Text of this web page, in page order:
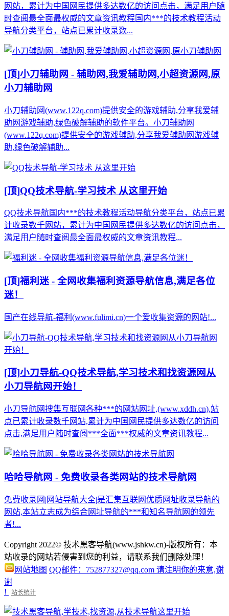
网站，累计为中国网民提供多达数亿的访问点击，满足用户随
时查阅最全面最权威的文章资讯教程国内***的技术教程活动
导航分类平台，站点已累计收录数...
[顶]小刀辅助网 - 辅助网,我爱辅助网,小超资源网,原
小刀辅助网
小刀辅助网(www.122q.com)提供安全的游戏辅助,分享我爱辅
助网游戏辅助,绿色破解辅助的软件平台。小刀辅助网
(www.122q.com)提供安全的游戏辅助,分享我爱辅助网游戏辅
助,绿色破解辅助...
[顶]QQ技术导航-学习技术 从这里开始
QQ技术导航国内***的技术教程活动导航分类平台，站点已累
计收录数千网站，累计为中国网民提供多达数亿的访问点击，
满足用户随时查阅最全面最权威的文章资讯教程...
[顶]福利迷 - 全网收集福利资源导航信息,满足各位
迷！
国产在线导航-福利(www.fulimi.cn)一个爱收集资源的网站!...
[顶]小刀导航-QQ技术导航,学习技术和找资源网从
小刀导航网开始！
小刀导航网搜集互联网各种***的网站网址,(www.xddh.cn),站
点已累计收录数千网站,累计为中国网民提供多达数亿的访问
点击,满足用户随时查阅***全面***权威的文章资讯教程...
哈哈导航网 - 免费收录各类网站的技术导航网
免费收录网|网站导航大全|是汇集互联网优质网址收录导航的
网站,本站立志成为综合网址导航的***和知名导航网的领先
者!...
Copyright 2022© 技术黑客导航(www.jshkw.cn)-版权所有：本
站收录的网站若侵害到您的利益，请联系我们删除处理！
网站地图 QQ邮件：752877327@qq.com 请注明你的来意,谢
谢
!
站长统计